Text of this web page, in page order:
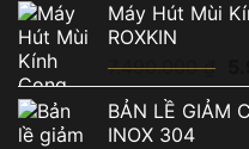
Máy Hút Mùi
ROXKIN
7.490.000₫
là:
BẢN LỀ GIẢM
INOX 304